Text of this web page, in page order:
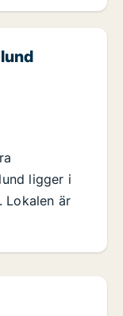
ligger i
Lokalen är